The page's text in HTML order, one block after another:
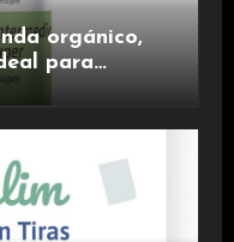
orgánico,
para